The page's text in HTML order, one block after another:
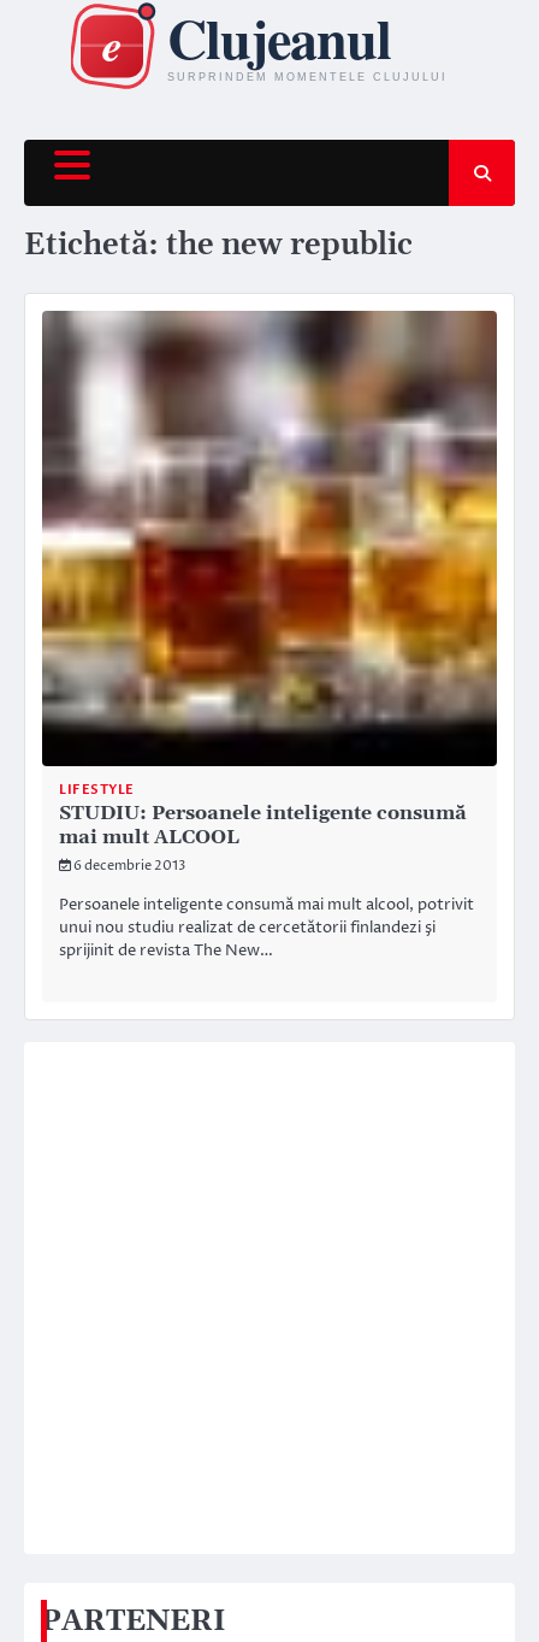
content
Etichetă: the new republic
LIFESTYLE
STUDIU: Persoanele inteligente consumă
mai mult ALCOOL
6 decembrie 2013
Persoanele inteligente consumă mai mult alcool, potrivit
unui nou studiu realizat de cercetătorii finlandezi şi
sprijinit de revista The New…
PARTENERI